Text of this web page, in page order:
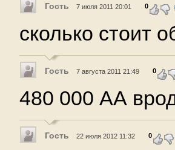
Гость 7 июля 2011 20:01 0
сколько стоит
Гость 7 августа 2011 21:49 0
480 000 АА
Гость 22 июля 2012 11:32 0